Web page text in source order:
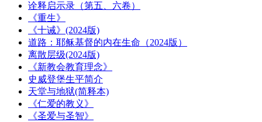
诠释启示录（第五、六卷）
《重生》
《十诫》(2024版)
道路：耶稣基督的内在生命（2024版）
离散层级(2024版)
《新教会教育理念》
史威登堡生平简介
天堂与地狱(简释本)
《仁爱的教义》
《圣爱与圣智》